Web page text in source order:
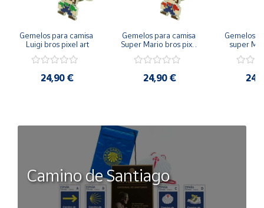
Gemelos para camisa
Luigi bros pixel art
24,90 €
Gemelos para camisa
Super Mario bros pixel
24,90 €
Gemelos
super
Camino de Santiago